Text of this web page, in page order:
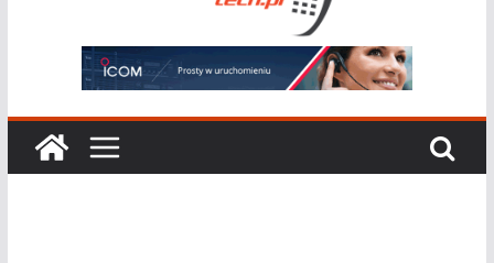
bezpieczeństwa publicznego usługę
łączności opartą na chmurze
Najnowszy radiotelefon MOTOTRBO R7 od
Motorola Solutions